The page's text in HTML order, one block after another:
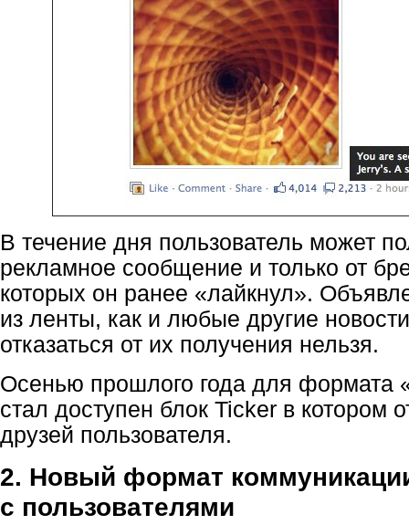
В течение дня пользователь может
рекламное сообщение и только от
которых он ранее «лайкнул».
из ленты, как и любые другие
отказаться от их получения нельзя.
Осенью прошлого года для формата
стал доступен блок Ticker в котором
друзей пользователя.
2. Новый формат
с пользователями